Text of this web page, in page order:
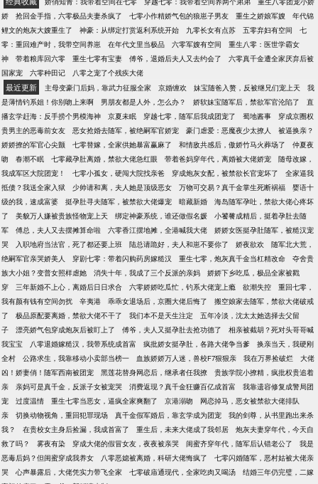
娇
抢回金手指，六零极品夫妻杀疯了 七零小作精娇气包的狼崽子男友 重生之娇娘军嫂
年代锦
鲤文的炮灰大嫂重生了
神豪：从绑定打赏返利系统开始 九零长女有点苏 五零弃妇有空间
七
零：重回难产时，我带空间养崽
在年代文里当极品 六零军嫂有空间
重生八零：医世学霸女
神
带着粮库回六零 重生七零有宝妻 傅爷，退婚后夫人又去约会了
六零真千金遭全家厌弃后被
国家宠
六零种田记 八零之宠了个残疾大佬
最近更新 主母变豪门后妈，靠武力征服全家 京婚缠欢 妹宝随爸入赘，反被继兄们宠上天
我
是薄情钓系姐！你别吻上来啊
男朋友都是人外，怎么办？ 娇软妹宝随军后，禁欲军官沦陷了
直
播玄学赶海：反手捞个男模海神
京夏未眠 穿越七零，随军后我成团宠了 蜀地酱事
穿成京圈权
贵男主的恶毒前女友
恶女抢婚去随军，被绝嗣军官娇宠 豪门虐爱：恶魔夜少太撩人
被逼换亲？
娇娇撩的军官心尖颤
七零替嫁，全家供她暴富赢麻了 和情敌共感后，傲娇竹马火葬场了
仲夏夜
吻
春潮不眠 七零藏孕肚离婚，禁欲大佬急红眼 带着爸妈穿年代，离婚被大佬娇宠
随母改嫁，
我成军区大院团宠！
七零小孤女，硬闯大院找亲爸 穿成炮灰女配，被禁欲长官宠坏了
全家逼我
抵债？我送全家入狱
少帅请和离，夫人她是顶级恶女 万物可交易？真千金掌生死断祸福
婴语十
级的我，速成富婆
挺孕肚寻夫随军，被禁欲大佬爆宠 暗藏新婚
海岛随军孕吐，禁欲大佬心疼坏
了
美貌万人嫌被贵族怪物宠上天 绑定神豪系统，谁还做假名媛
小饕餮成精后，挺着孕肚去随
军
傅总，夫人又去摆摊算命啦 六零香江摆地摊，全港喊我大佬
娇娇女医挺孕肚随军，被糙汉宠
哭
入职地府当法官，死了都还要上班 陆总请跪好，夫人和崽不要你了 娇夜欲欢
随军北大荒，
绝嗣军官亲哭娇美人
穿剧七零：带着闪购药房嫁糙汉 重生七零，炮灰真千金当杠精改命
夺舍贵
族大小姐？变普女照样虐她
消失十年，我成了三个反派的亲妈
娇娇下乡吃瓜，极品全家被戳
穿
三年新婚不上心，离婚后日日求合 六零娇娇吃瓜忙，钓系大佬宠上瘾 欲潮失控
重回七零，
我有颜有钱有空间勿扰
辛夷港 乖乖女退场后，京圈大佬后悔了
搬空娘家去随军，禁欲大佬破戒
了
极品原配要离婚，禁欲大佬不干了 我们本不是天生注定
五年冷淡，沈太太她选择去父留
子
漂亮娇气包穿成炮灰后被盯上了 傅爷，夫人又挺孕肚去抢功德了
相亲被截胡？死对头哥哥喊
我宝宝
八零退婚嫁糙汉，我带系统成首富 疯批娇女挺孕肚，各路大佬争当爹
换亲当天，我硬刚
全村
公路求生，我靠移动小卖部当榜一 血族娇娇万人迷，兽校F7狠狠亲 我在万界捡破烂
大佬
凶！娇妻俏！随军西南被团宠
黑莲花替身网恋后，继承者任我撩
贵族学院小撩精，疯批权贵追着
亲
亲妈可是真千金，反派子女被宠哭 消费返现？真千金狂赚百亿成首富
我靠遗容修复成警局团
宠
过度温情 重生七零当恶女，逼疯全家爽翻了 京港溺吻
网恋掉马，恶女被禁欲大佬排队
亲
切换动物视角，重回犯罪现场 真千金假军婚后，靠玄学成为团宠
我的剑尊，从书里跑出来杀
我？
在贵校女主身后捡漏，我成首富了 重生后，未来大佬成了我邻居
炮灰夫妻穿年代，今天自
救了吗？
雾夜有染 穿成大佬的假冒女友，夜夜被亲哭 闺蜜齐穿年代，随军后认错老公了
我是
恶毒后妈？但闺蜜穿成我养女
八零恶媳被离婚，科研大佬悔疯了
七零闪婚随军，恶村姑被大佬亲
哭
心声暴露后，大佬凭实力带飞全家 七零破庙通现代，全家吃肉又喝汤
结婚三年仍完璧，二嫁